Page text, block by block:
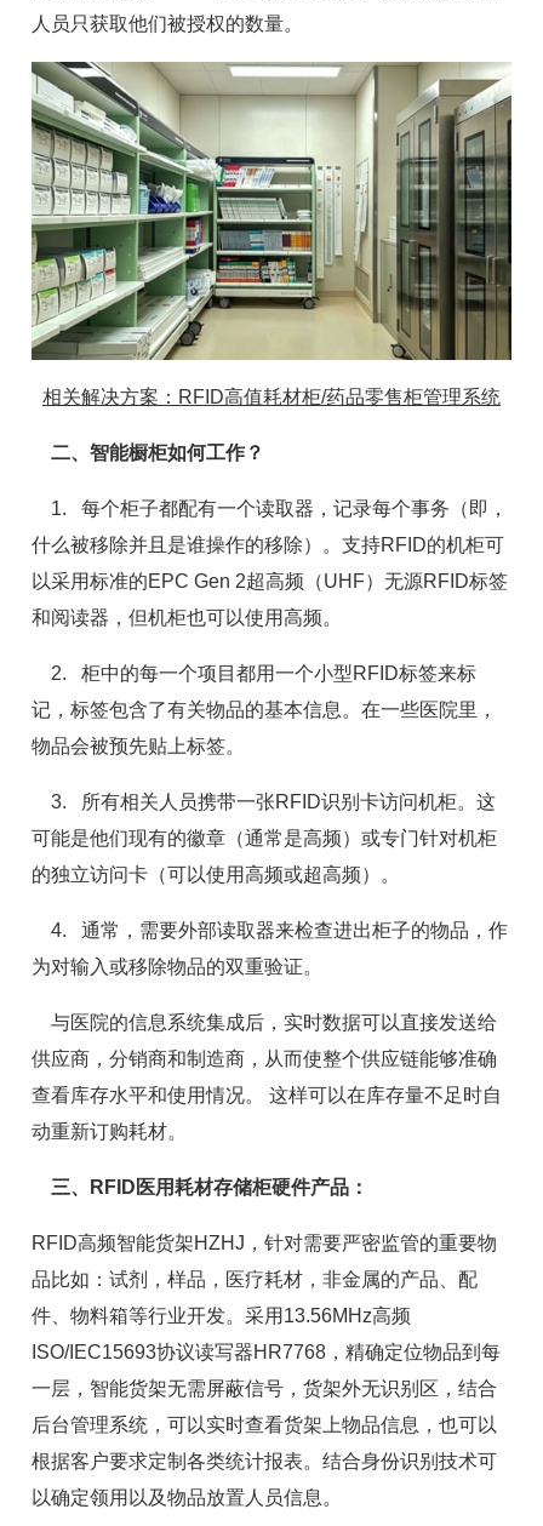
人员只获取他们被授权的数量。
相关解决方案：RFID高值耗材柜/药品零售柜管理系统
二、智能橱柜如何工作？
1. 每个柜子都配有一个读取器，记录每个事务（即，
什么被移除并且是谁操作的移除）。支持RFID的机柜可
以采用标准的EPC Gen 2超高频（UHF）无源RFID标签
和阅读器，但机柜也可以使用高频。
2. 柜中的每一个项目都用一个小型RFID标签来标
记，标签包含了有关物品的基本信息。在一些医院里，
物品会被预先贴上标签。
3. 所有相关人员携带一张RFID识别卡访问机柜。这
可能是他们现有的徽章（通常是高频）或专门针对机柜
的独立访问卡（可以使用高频或超高频）。
4. 通常，需要外部读取器来检查进出柜子的物品，作
为对输入或移除物品的双重验证。
与医院的信息系统集成后，实时数据可以直接发送给
供应商，分销商和制造商，从而使整个供应链能够准确
查看库存水平和使用情况。 这样可以在库存量不足时自
动重新订购耗材。
三、RFID医用耗材存储柜硬件产品：
RFID高频智能货架HZHJ，针对需要严密监管的重要物
品比如：试剂，样品， 医疗耗材 ，非金属的产品、配
件、物料箱等行业开发。采用13.56MHz高频
ISO/IEC15693协议读写器HR7768，精确定位物品到每
一层，智能货架无需屏蔽信号，货架外无识别区，结合
后台管理系统，可以实时查看货架上物品信息，也可以
根据客户要求定制各类统计报表。结合身份识别技术可
以确定领用以及物品放置人员信息。